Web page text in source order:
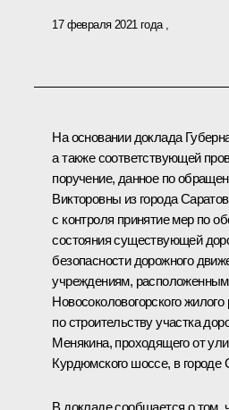
17 февраля 2021 года
На основании доклада
а также соответствующей
поручение, данное по
Викторовны из города
с контроля принятие мер по
состояния существующей
безопасности дорожного
учреждениям,
Новосоколовогорского
по строительству участка
Менякина, проходящего от
Курдюмского шоссе, в городе